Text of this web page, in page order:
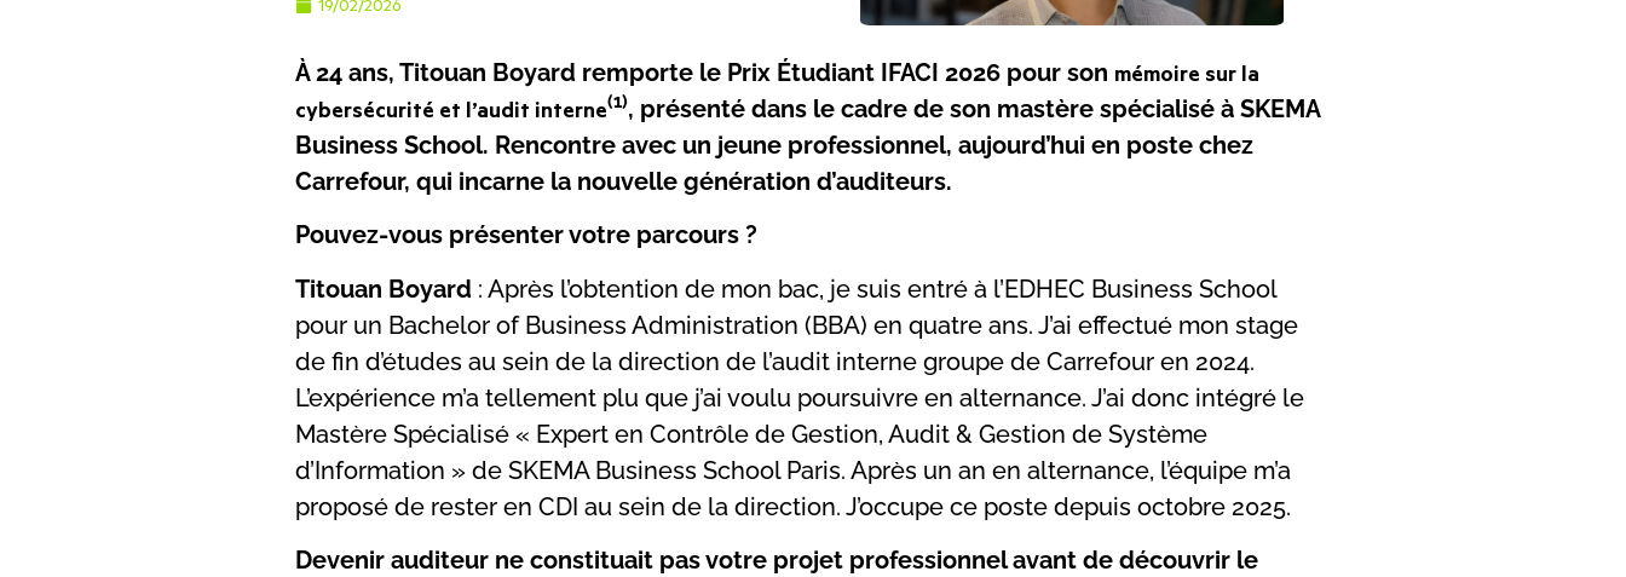
19/02/2026
À 24 ans, Titouan Boyard remporte le Prix Étudiant IFACI 2026 pour son mémoire sur la
cybersécurité et l’audit interne(1), présenté dans le cadre de son mastère spécialisé à SKEMA
Business School. Rencontre avec un jeune professionnel, aujourd’hui en poste chez
Carrefour, qui incarne la nouvelle génération d’auditeurs.
Pouvez-vous présenter votre parcours ?
Titouan Boyard : Après l’obtention de mon bac, je suis entré à l’EDHEC Business School
pour un Bachelor of Business Administration (BBA) en quatre ans. J’ai effectué mon stage
de fin d’études au sein de la direction de l’audit interne groupe de Carrefour en 2024.
L’expérience m’a tellement plu que j’ai voulu poursuivre en alternance. J’ai donc intégré le
Mastère Spécialisé « Expert en Contrôle de Gestion, Audit & Gestion de Système
d’Information » de SKEMA Business School Paris. Après un an en alternance, l’équipe m’a
proposé de rester en CDI au sein de la direction. J’occupe ce poste depuis octobre 2025.
Devenir auditeur ne constituait pas votre projet professionnel avant de découvrir le